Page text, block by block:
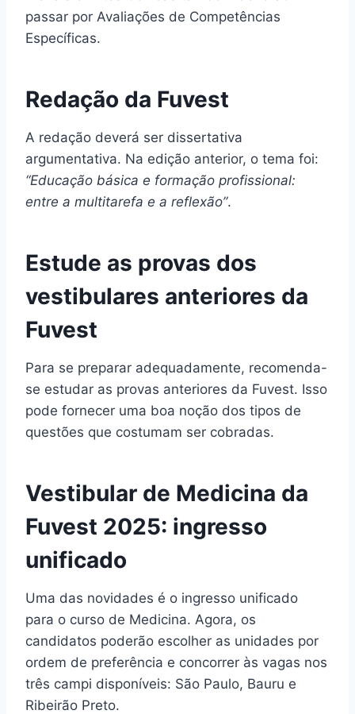
passar por Avaliações de Competências
Específicas.
Redação da Fuvest
A redação deverá ser dissertativa
argumentativa. Na edição anterior, o tema foi:
“Educação básica e formação profissional:
entre a multitarefa e a reflexão”.
Estude as provas dos
vestibulares anteriores da
Fuvest
Para se preparar adequadamente, recomenda-
se estudar as provas anteriores da Fuvest. Isso
pode fornecer uma boa noção dos tipos de
questões que costumam ser cobradas.
Vestibular de Medicina da
Fuvest 2025: ingresso
unificado
Uma das novidades é o ingresso unificado
para o curso de Medicina. Agora, os
candidatos poderão escolher as unidades por
ordem de preferência e concorrer às vagas nos
três campi disponíveis: São Paulo, Bauru e
Ribeirão Preto.